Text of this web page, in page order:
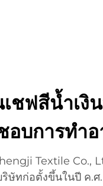
ชฟสีน้ำเ
บการทำ
Textile Co.,
ษัทก่อตั้งขึ้นในปี ค.ศ